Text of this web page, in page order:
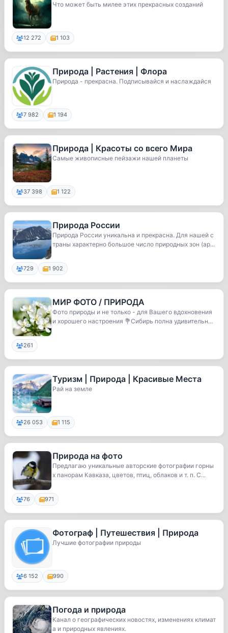
Что может быть милее этих прекрасных созданий
12 272 1 103
Природа | Растения | Флора
Природа - прекрасна. Подписывайся и наслаждайся
7 982 1 194
Природа | Красоты со всего Мира
Самые живописные пейзажи нашей планеты
37 398 1 122
Природа России
Природа России уникальна и прекрасна. Для нашей с
траны характерно большое число природных зон (ар...
729 1 902
МИР ФОТО / ПРИРОДА
Фото природы и не только - для Вашего вдохновения
и хорошего настроения 💐Сибирь полна удивительн
261
Туризм | Природа | Красивые Места
Рай на земле
26 053 1 115
Природа на фото
Предлагаю уникальные авторские фотографии горны
х панорам Кавказа, цветов, птиц, облаков и т. п. С...
76 971
Фотограф | Путешествия | Природа
Лучшие фотографии природы
6 152 990
Погода и природа
Канал о географических новостях, изменениях климат
а и природных явлениях.